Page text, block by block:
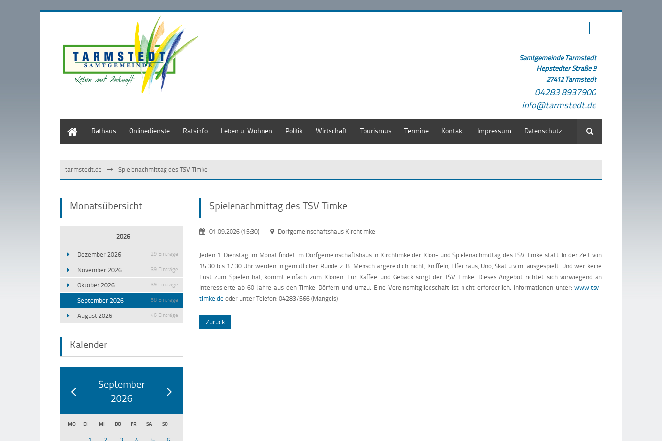
Samtgemeinde Tarmstedt
Hepstedter Straße 9
27412 Tarmstedt
04283 8937900
info@tarmstedt.de
Rathaus Onlinedienste Ratsinfo Leben u. Wohnen Politik Wirtschaft Tourismus Termine Kontakt Impressum Datenschutz Suche
tarmstedt.de Spielenachmittag des TSV Timke
Monatsübersicht
2026
Dezember 2026 29 Einträge
November 2026 39 Einträge
Oktober 2026 39 Einträge
September 2026 58 Einträge
August 2026 46 Einträge
Kalender
September
2026
MO DI MI DO FR SA SO
Spielenachmittag des TSV Timke
01.09.2026 (15:30) Dorfgemeinschaftshaus Kirchtimke
Jeden 1. Dienstag im Monat findet im Dorfgemeinschaftshaus in Kirchtimke der Klön- und Spielenachmittag des TSV Timke statt. In der Zeit von
15.30 bis 17.30 Uhr werden in gemütlicher Runde z. B. Mensch ärgere dich nicht, Kniffeln, Elfer raus, Uno, Skat u.v.m. ausgespielt. Und wer keine
Lust zum Spielen hat, kommt einfach zum Klönen. Für Kaffee und Gebäck sorgt der TSV Timke. Dieses Angebot richtet sich vorwiegend an
Interessierte ab 60 Jahre aus den Timke-Dörfern und umzu. Eine Vereinsmitgliedschaft ist nicht erforderlich. Informationen unter: www.tsv-
timke.de oder unter Telefon: 04283/566 (Mangels)
Zurück